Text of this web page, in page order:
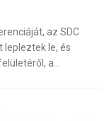
az SDC
le, és
a…